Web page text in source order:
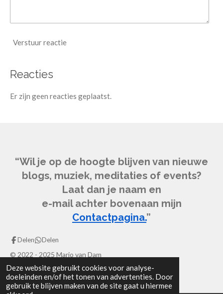
Deze website gebruikt cookies voor analyse-
doeleinden en/of het tonen van advertenties. Door
gebruik te blijven maken van de site gaat u hiermee
Verstuur reactie
Reacties
Er zijn geen reacties geplaatst.
“Wil je op de hoogte blijven van nieuwe
blogs, muziek, meditaties of events?
Laat dan je naam en
e-mail achter bovenaan mijn
Contactpagina.”
Delen Delen
© 2022 - 2025 Mario van Dam
Powered byJouwWeb